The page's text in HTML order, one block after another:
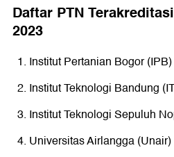
Daftar PTN
2023
Institut Pertanian Bogor (IPB)
Institut Teknologi Bandung
Institut Teknologi Sepuluh
Universitas Airlangga (Unair)